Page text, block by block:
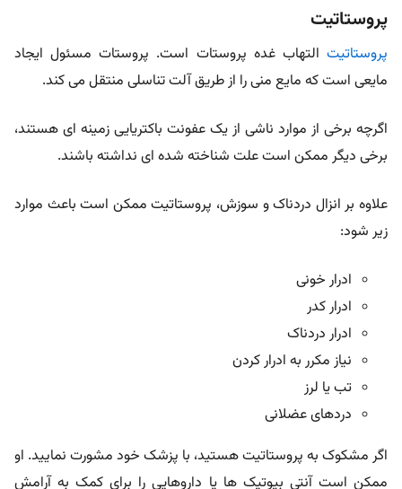
پروستاتیت
پروستاتیت التهاب غده پروستات است. پروستات مسئول ایجاد
مایعی است که مایع منی را از طریق آلت تناسلی منتقل می کند.
اگرچه برخی از موارد ناشی از یک عفونت باکتریایی زمینه ای هستند،
برخی دیگر ممکن است علت شناخته شده ای نداشته باشند.
علاوه بر انزال دردناک و سوزش، پروستاتیت ممکن است باعث موارد
زیر شود:
ادرار خونی
ادرار کدر
ادرار دردناک
نیاز مکرر به ادرار کردن
تب یا لرز
دردهای عضلانی
اگر مشکوک به پروستاتیت هستید، با پزشک خود مشورت نمایید. او
ممکن است آنتی بیوتیک ها یا داروهایی را برای کمک به آرامش